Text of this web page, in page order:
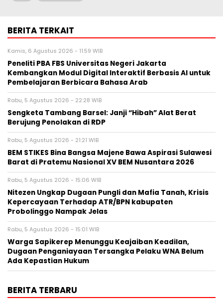
BERITA TERKAIT
Kamis, 6 Agustus 2026 - 11:59 WIB
Peneliti PBA FBS Universitas Negeri Jakarta
Kembangkan Modul Digital Interaktif Berbasis AI untuk
Pembelajaran Berbicara Bahasa Arab
Rabu, 5 Agustus 2026 - 22:28 WIB
Sengketa Tambang Barsel: Janji “Hibah” Alat Berat
Berujung Penolakan di RDP
Rabu, 5 Agustus 2026 - 21:21 WIB
BEM STIKES Bina Bangsa Majene Bawa Aspirasi Sulawesi
Barat di Pratemu Nasional XV BEM Nusantara 2026
Rabu, 5 Agustus 2026 - 15:06 WIB
Nitezen Ungkap Dugaan Pungli dan Mafia Tanah, Krisis
Kepercayaan Terhadap ATR/BPN kabupaten
Probolinggo Nampak Jelas
Rabu, 5 Agustus 2026 - 15:01 WIB
Warga Sapikerep Menunggu Keajaiban Keadilan,
Dugaan Penganiayaan Tersangka Pelaku WNA Belum
Ada Kepastian Hukum
BERITA TERBARU